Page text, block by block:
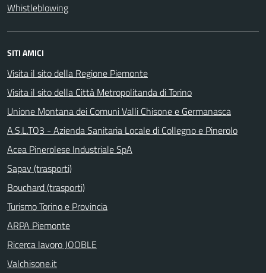
Whistleblowing
SITI AMICI
Visita il sito della Regione Piemonte
Visita il sito della Città Metropolitanda di Torino
Unione Montana dei Comuni Valli Chisone e Germanasca
A.S.L.TO3 - Azienda Sanitaria Locale di Collegno e Pinerolo
Acea Pinerolese Industriale SpA
Sapav (trasporti)
Bouchard (trasporti)
Turismo Torino e Provincia
ARPA Piemonte
Ricerca lavoro JOOBLE
Valchisone.it